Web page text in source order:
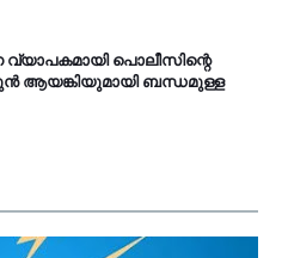
പൊലീസിന്റെ
ആയങ്കിയുമായി ബന്ധമുള്ള